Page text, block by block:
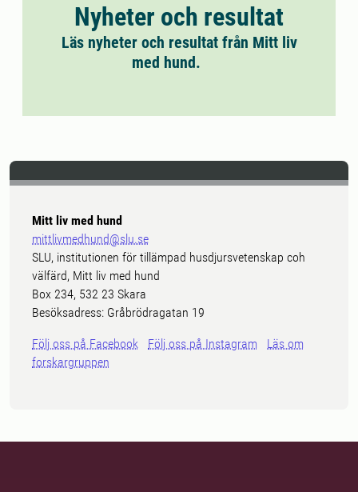
Nyheter och resultat
Läs nyheter och resultat från Mitt liv
med hund.
Mitt liv med hund
mittlivmedhund@slu.se
SLU, institutionen för tillämpad husdjursvetenskap coh
välfärd, Mitt liv med hund
Box 234, 532 23 Skara
Besöksadress: Gråbrödragatan 19
Följ oss på Facebook Följ oss på Instagram
Läs om
forskargruppen